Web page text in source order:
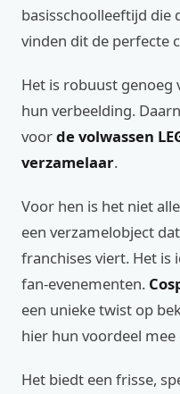
basisschoolleeftijd die
vinden dit de perfecte
Het is robuust
hun verbeelding.
voorde volwassen
verzamelaar.
Voor hen is het niet
een verzamelobject
franchises viert. Het is
fan-evenementen.
een unieke twist op
hier hun voordeel mee
Het biedt een frisse,